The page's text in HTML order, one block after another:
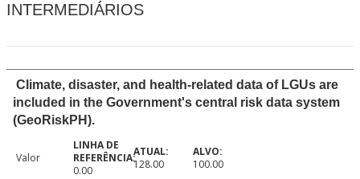
INTERMEDIÁRIOS
Climate, disaster, and health-related data of LGUs are
included in the Government's central risk data system
(GeoRiskPH).
Valor
0.00
128.00 100.00